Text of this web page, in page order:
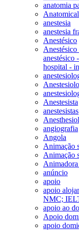
anatomia
anestesia
anestesia
Anestésico
anestésico
hospital -
Anestesista
anestesistas
angiografia
Angola
Animação
Animação
anúncio
apoio
apoio
NMC;
apoio ao
Apoio
apoio